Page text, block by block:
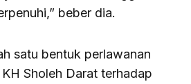
beber dia.
satu bentuk perlawanan
Sholeh Darat terhadap